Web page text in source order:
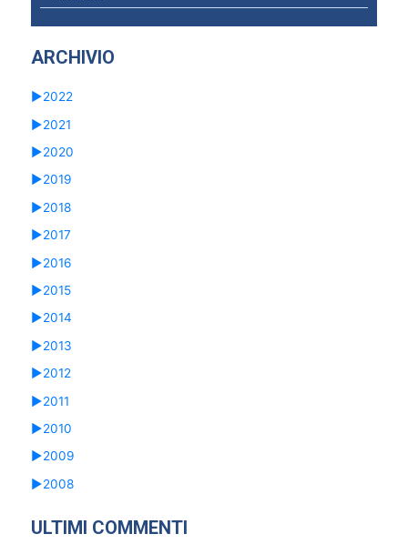
r
ARCHIVIO
►2022
►2021
►2020
►2019
►2018
►2017
►2016
►2015
►2014
►2013
►2012
►2011
►2010
►2009
►2008
ULTIMI COMMENTI